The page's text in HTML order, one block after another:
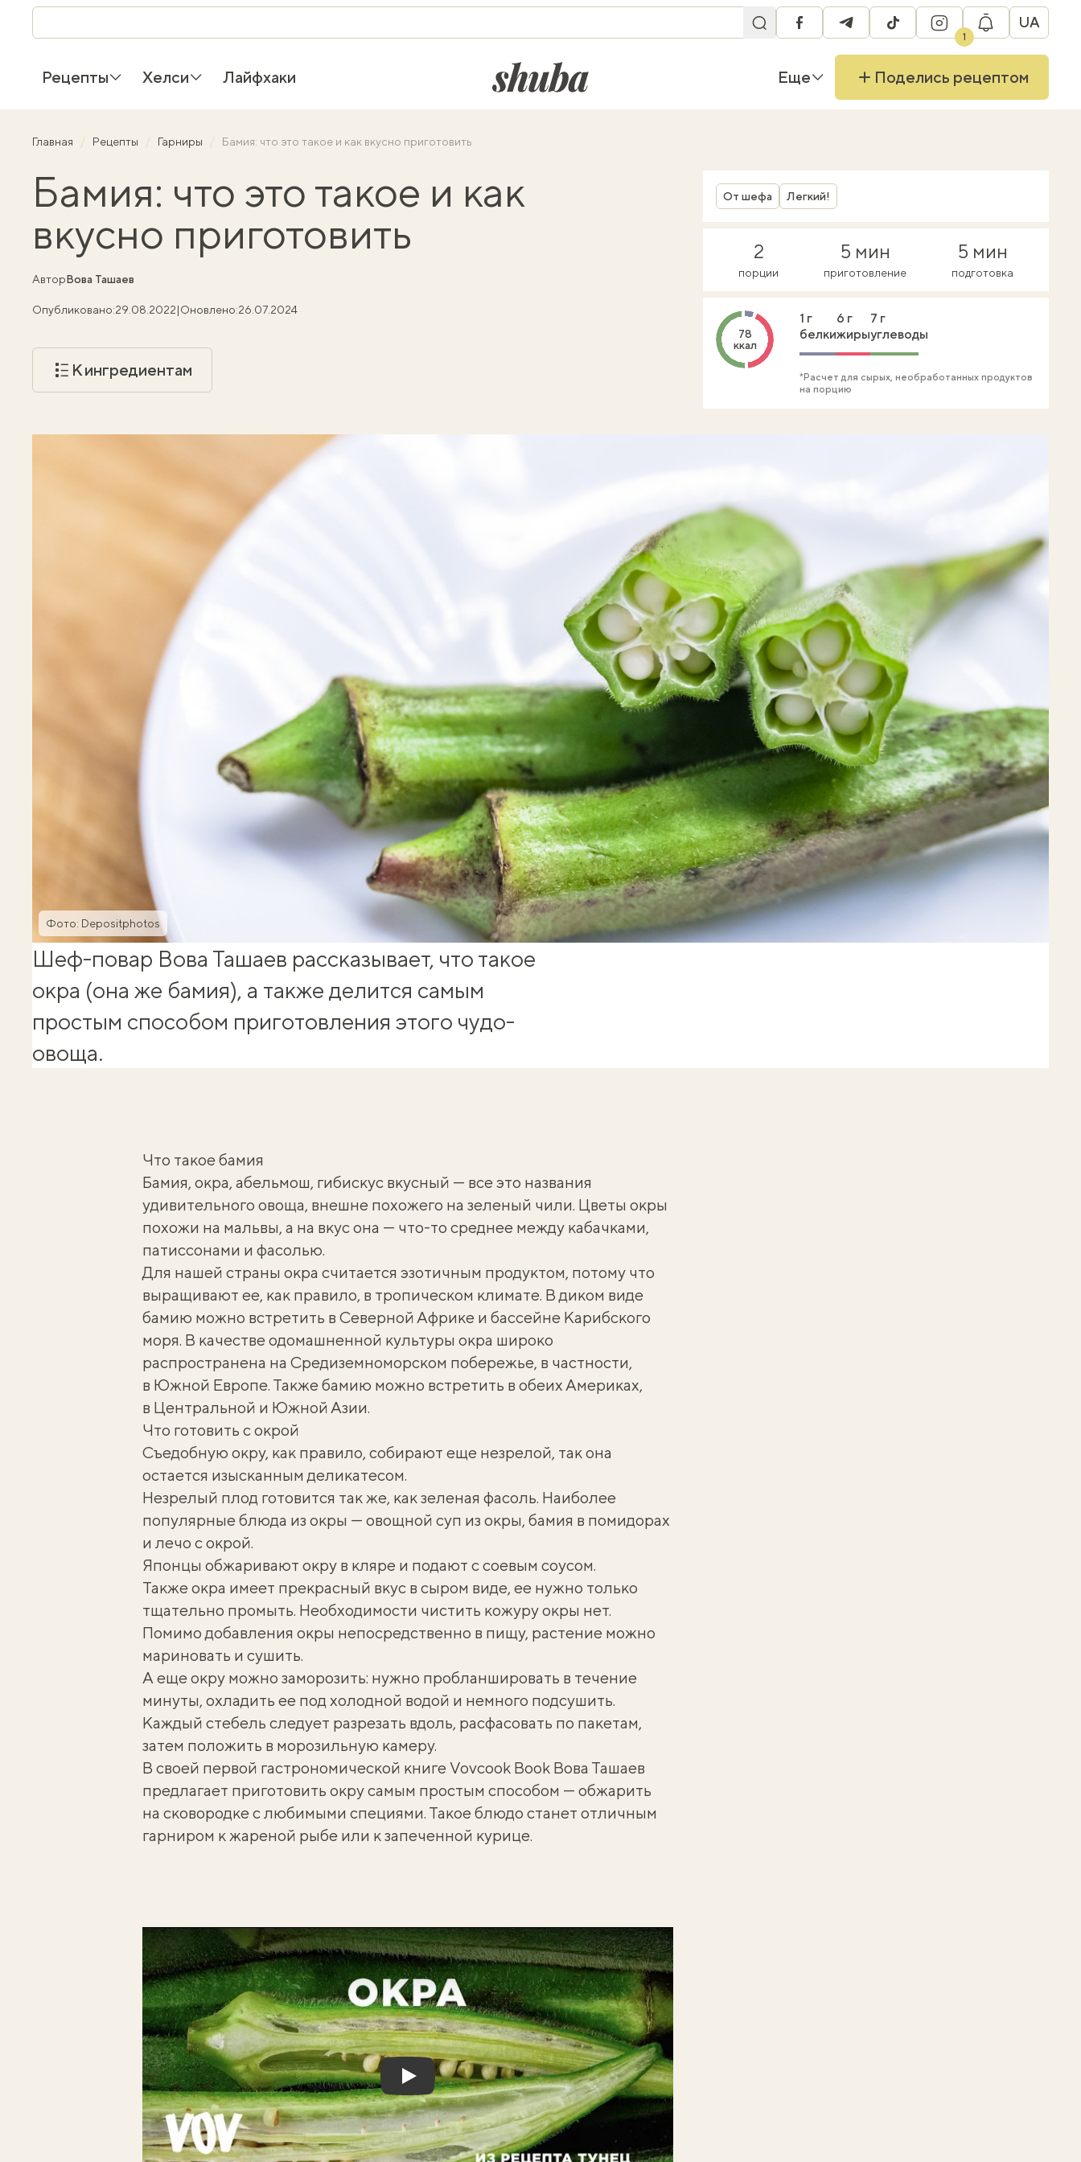
facebooktelegramtiktok instagram
1
UA
Рецепты Хелси Лайфхаки shuba.life Еще Поделись рецептом
Главная Рецепты Гарниры Бамия: что это такое и как вкусно приготовить
Бамия: что это такое и как
вкусно приготовить
АвторВова Ташаев
Опубликовано:29.08.2022|Оновлено:26.07.2024
К ингредиентам
Фото: Depositphotos
От шефа Легкий!
2
порции
5 мин
приготовление
5 мин
подготовка
78
ккал
1 г
белки
6 г
жиры
7 г
углеводы
*Расчет для сырых, необработанных продуктов
на порцию
Шеф-повар Вова Ташаев рассказывает, что такое
окра (она же бамия), а также делится самым
простым способом приготовления этого чудо-
овоща.
Что такое бамия
Бамия, окра, абельмош, гибискус вкусный — все это названия
удивительного овоща, внешне похожего на зеленый чили. Цветы окры
похожи на мальвы, а на вкус она — что-то среднее между кабачками,
патиссонами и фасолью.
Для нашей страны окра считается эзотичным продуктом, потому что
выращивают ее, как правило, в тропическом климате. В диком виде
бамию можно встретить в Северной Африке и бассейне Карибского
моря. В качестве одомашненной культуры окра широко
распространена на Средиземноморском побережье, в частности,
в Южной Европе. Также бамию можно встретить в обеих Америках,
в Центральной и Южной Азии.
Что готовить с окрой
Съедобную окру, как правило, собирают еще незрелой, так она
остается изысканным деликатесом.
Незрелый плод готовится так же, как зеленая фасоль. Наиболее
популярные блюда из окры — овощной суп из окры, бамия в помидорах
и лечо с окрой.
Японцы обжаривают окру в кляре и подают с соевым соусом.
Также окра имеет прекрасный вкус в сыром виде, ее нужно только
тщательно промыть. Необходимости чистить кожуру окры нет.
Помимо добавления окры непосредственно в пищу, растение можно
мариновать и сушить.
А еще окру можно заморозить: нужно пробланшировать в течение
минуты, охладить ее под холодной водой и немного подсушить.
Каждый стебель следует разрезать вдоль, расфасовать по пакетам,
затем положить в морозильную камеру.
В своей первой гастрономической книгеVovcook BookВова Ташаев
предлагает приготовить окру самым простым способом — обжарить
на сковородке с любимыми специями. Такое блюдо станет отличным
гарниром к жареной рыбеили кзапеченной курице.
Play